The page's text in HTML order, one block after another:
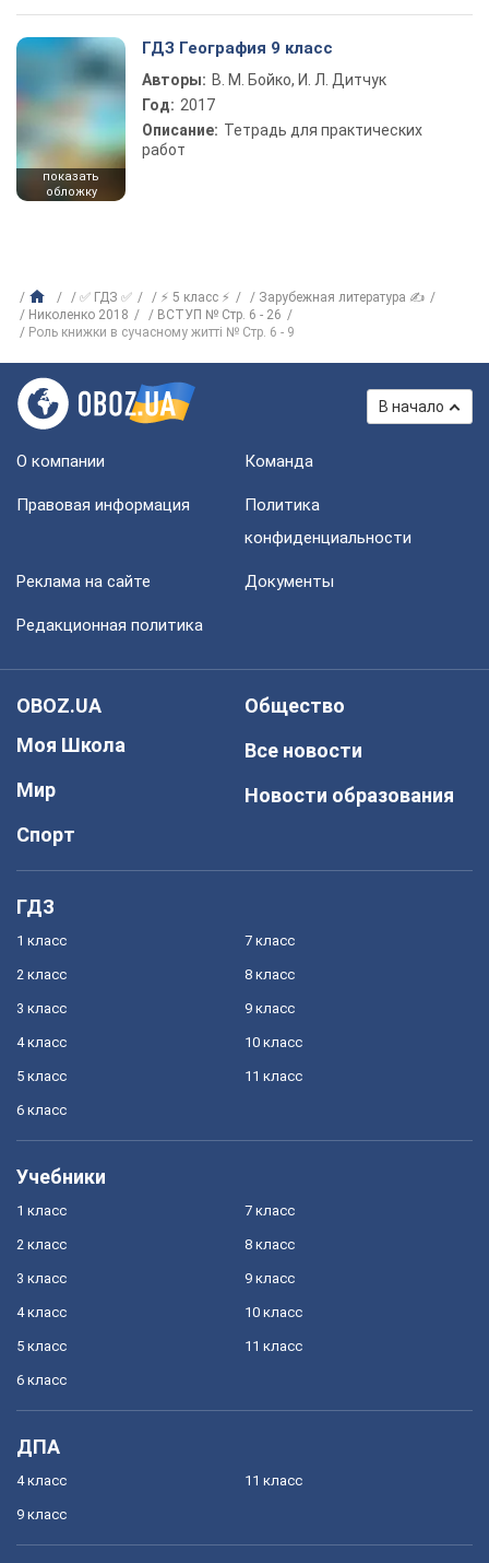
показать
обложку
ГДЗ География 9 класс
Авторы: В. М. Бойко, И. Л. Дитчук
Год: 2017
Описание: Тетрадь для практических
работ
✅ ГДЗ ✅ ⚡ 5 класс ⚡
Зарубежная литература ✍
Николенко 2018
ВСТУП № Cтр. 6 - 26
Роль книжки в сучасному житті № Cтр. 6 - 9
В начало
О компании Команда
Правовая информация
Политика
конфиденциальности
Реклама на сайте Документы
Редакционная политика
OBOZ.UA
Моя Школа
Мир
Спорт
Общество
Все новости
Новости образования
ГДЗ
1 класс
2 класс
3 класс
4 класс
5 класс
6 класс
7 класс
8 класс
9 класс
10 класс
11 класс
Учебники
1 класс
2 класс
3 класс
4 класс
5 класс
6 класс
7 класс
8 класс
9 класс
10 класс
11 класс
ДПА
4 класс
9 класс
11 класс